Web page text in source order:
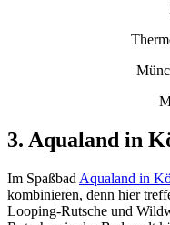
3. Aqualand in
Im Spaßbad Aqualand in
kombinieren, denn hier
Looping-Rutsche und